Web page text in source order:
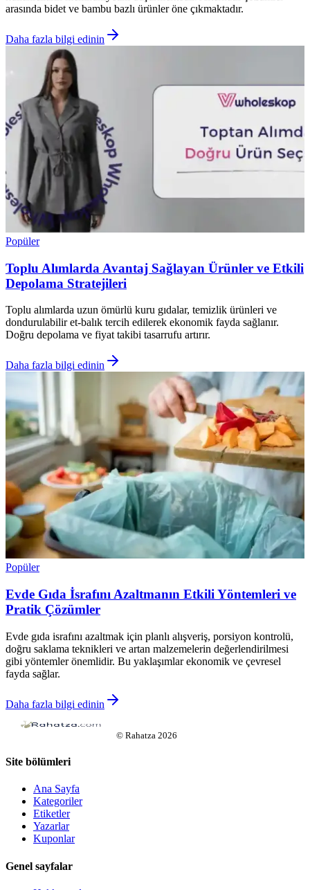
arasında bidet ve bambu bazlı ürünler öne çıkmaktadır.
Daha fazla bilgi edinin
Popüler
Toplu Alımlarda Avantaj Sağlayan Ürünler ve Etkili
Depolama Stratejileri
Toplu alımlarda uzun ömürlü kuru gıdalar, temizlik ürünleri ve
dondurulabilir et-balık tercih edilerek ekonomik fayda sağlanır.
Doğru depolama ve fiyat takibi tasarrufu artırır.
Daha fazla bilgi edinin
Popüler
Evde Gıda İsrafını Azaltmanın Etkili Yöntemleri ve
Pratik Çözümler
Evde gıda israfını azaltmak için planlı alışveriş, porsiyon kontrolü,
doğru saklama teknikleri ve artan malzemelerin değerlendirilmesi
gibi yöntemler önemlidir. Bu yaklaşımlar ekonomik ve çevresel
fayda sağlar.
Daha fazla bilgi edinin
© Rahatza 2026
Site bölümleri
Ana Sayfa
Kategoriler
Etiketler
Yazarlar
Kuponlar
Genel sayfalar